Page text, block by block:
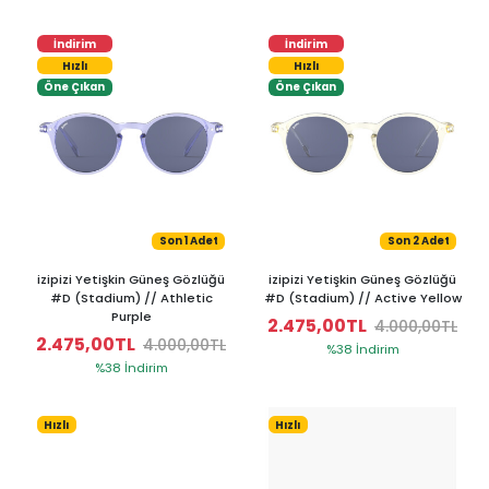
İndirim
Hızlı
Öne Çıkan
Son 1 Adet
izipizi Yetişkin Güneş Gözlüğü
#D (Stadium) // Athletic
Purple
2.475,00TL 4.000,00TL
%38 İndirim
İndirim
Hızlı
Öne Çıkan
Son 2 Adet
izipizi Yetişkin Güneş Gözlüğü
#D (Stadium) // Active Yellow
2.475,00TL 4.000,00TL
%38 İndirim
Hızlı Hızlı